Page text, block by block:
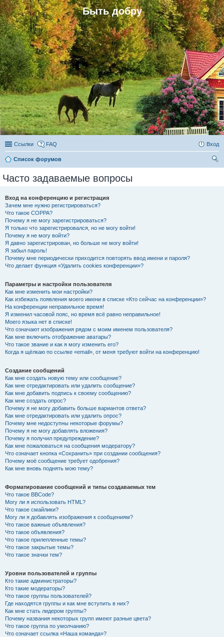
Быть добру
Ссылки FAQ Вход
Список форумов
Часто задаваемые вопросы
Вход на конференцию и регистрация
Зачем мне нужно регистрироваться?
Что такое COPPA?
Почему я не могу зарегистрироваться?
Я только что зарегистрировался, но не могу войти!
Почему я не могу войти?
Я давно зарегистрирован, но больше не могу войти!
Я забыл пароль!
Почему мне периодически приходится повторять ввод имени и пароля?
Что делает функция «Удалить cookies конференции»?
Параметры и настройки пользователя
Как мне изменить мои настройки?
Как избежать появления моего имени в списке «Кто сейчас на конференции»?
На конференции неправильное время!
Я изменил часовой пояс, но время всё равно неправильное!
Моего языка нет в списке!
Что означают изображения рядом с моим именем пользователя?
Как мне включить отображение аватары?
Что такое звание и как я могу изменить его?
Когда я щёлкаю по ссылке «email», от меня требуют войти на конференцию!
Создание сообщений
Как мне создать новую тему или сообщение?
Как мне отредактировать или удалить сообщение?
Как мне добавить подпись к своему сообщению?
Как мне создать опрос?
Почему я не могу добавить больше вариантов ответа?
Как мне отредактировать или удалить опрос?
Почему мне недоступны некоторые форумы?
Почему я не могу добавлять вложения?
Почему я получил предупреждение?
Как мне пожаловаться на сообщения модератору?
Что означает кнопка «Сохранить» при создании сообщения?
Почему моё сообщение требует одобрения?
Как мне вновь поднять мою тему?
Форматирование сообщений и типы создаваемых тем
Что такое BBCode?
Могу ли я использовать HTML?
Что такое смайлики?
Могу ли я добавлять изображения к сообщениям?
Что такое важные объявления?
Что такое объявления?
Что такое прилепленные темы?
Что такое закрытые темы?
Что такое значки тем?
Уровни пользователей и группы
Кто такие администраторы?
Кто такие модераторы?
Что такое группы пользователей?
Где находятся группы и как мне вступить в них?
Как мне стать лидером группы?
Почему названия некоторых групп имеют разные цвета?
Что такое группа по умолчанию?
Что означает ссылка «Наша команда»?